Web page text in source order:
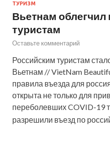
ТУРИЗМ
Вьетнам
туристам
Оставьте комментарий
Российским туристам
Вьетнам // VietNam
правила въезда для
открыта не только для
переболевших COVID-19
разрешили въезд по